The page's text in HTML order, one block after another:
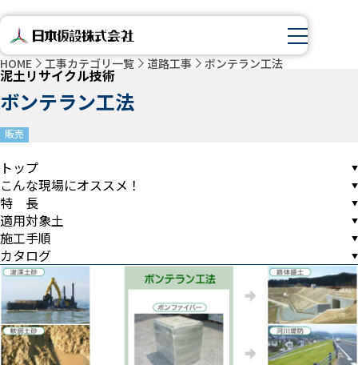
HOME 工事カテゴリ一覧 道路工事 ボンテラン工法
泥土リサイクル技術
ボンテラン工法
販売
トップ
こんな現場にオススメ！
特 長
適用対象土
施工手順
カタログ